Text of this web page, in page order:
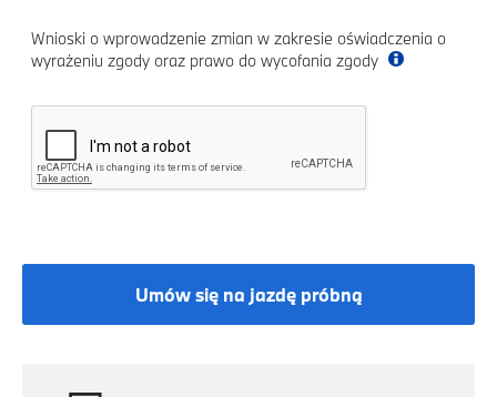
Wnioski o wprowadzenie zmian w zakresie oświadczenia o
wyrażeniu zgody oraz prawo do wycofania zgody
Umów się na jazdę próbną